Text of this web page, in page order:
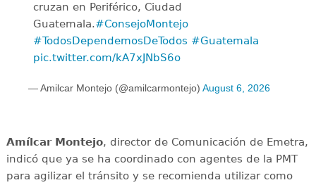
cruzan en Periférico, Ciudad
Guatemala.#ConsejoMontejo
#TodosDependemosDeTodos #Guatemala
pic.twitter.com/kA7xJNbS6o
— Amilcar Montejo (@amilcarmontejo) August 6, 2026
Amílcar Montejo, director de Comunicación de Emetra,
indicó que ya se ha coordinado con agentes de la PMT
para agilizar el tránsito y se recomienda utilizar como